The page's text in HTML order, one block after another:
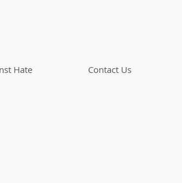
Hate Contact Us